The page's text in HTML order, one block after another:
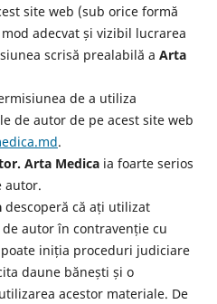
site web (sub orice formă
adecvat și vizibil lucrarea
scrisă prealabilă a Arta
de a utiliza
de autor de pe acest site web
.
Arta Medicaia foarte serios
autor.
descoperă că ați utilizat
autor în contravenție cu
iniția proceduri judiciare
daune bănești și o
acestor materiale. De